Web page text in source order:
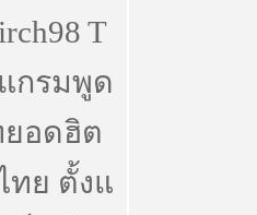
T
กรมพูด
อดฮิต
ทย ตั้งแ